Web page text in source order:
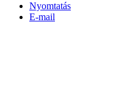
Nyomtatás
E-mail